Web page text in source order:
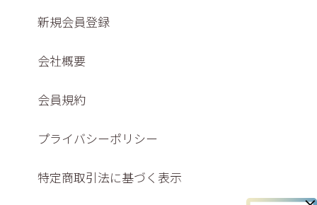
新規会員登録
会社概要
会員規約
プライバシーポリシー
特定商取引法に基づく表示